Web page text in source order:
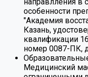
особенности
"Академия
Казань,
квалификации
номер 0087-ПК,
Медицинский